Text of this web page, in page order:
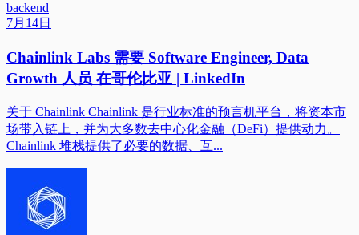
backend
7月14日
Chainlink Labs 需要 Software Engineer, Data
Growth 人员 在哥伦比亚 | LinkedIn
关于 Chainlink Chainlink 是行业标准的预言机平台，将资本市
场带入链上，并为大多数去中心化金融（DeFi）提供动力。
Chainlink 堆栈提供了必要的数据、互...